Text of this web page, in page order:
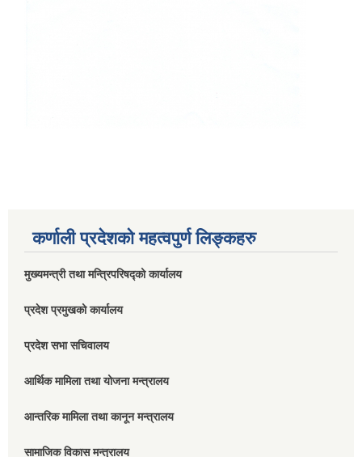
कर्णाली प्रदेशको महत्वपुर्ण लिङ्कहरु
मुख्यमन्त्री तथा मन्त्रिपरिषद्को कार्यालय
प्रदेश प्रमुखको कार्यालय
प्रदेश सभा सचिवालय
आर्थिक मामिला तथा योजना मन्त्रालय
आन्तरिक मामिला तथा कानून मन्त्रालय
सामाजिक विकास मन्त्रालय